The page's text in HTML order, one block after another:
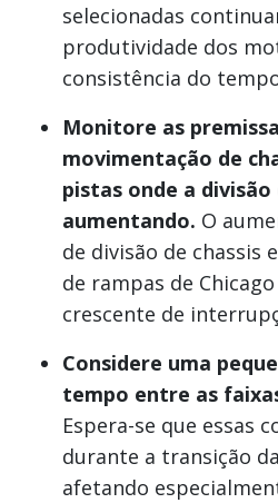
selecionadas
produtividade dos
consistência do
Monitore as
movimentação de
pistas onde a divisão
aumentando. O
de divisão de chassis
de rampas de
crescente de
Considere uma
tempo entre as
Espera-se que essas
durante a transição
afetando